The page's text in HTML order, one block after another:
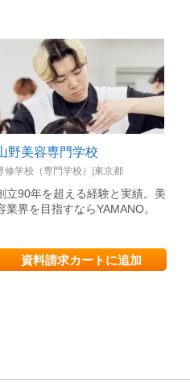
野美容専門学校
修学校（専門学校）|東京都
立90年を超える経験と実績。美
業界を目指すならYAMANO。
資料請求カートに追加